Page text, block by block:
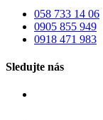
058 733 14 06
0905 855 949
0918 471 983
Sledujte nás